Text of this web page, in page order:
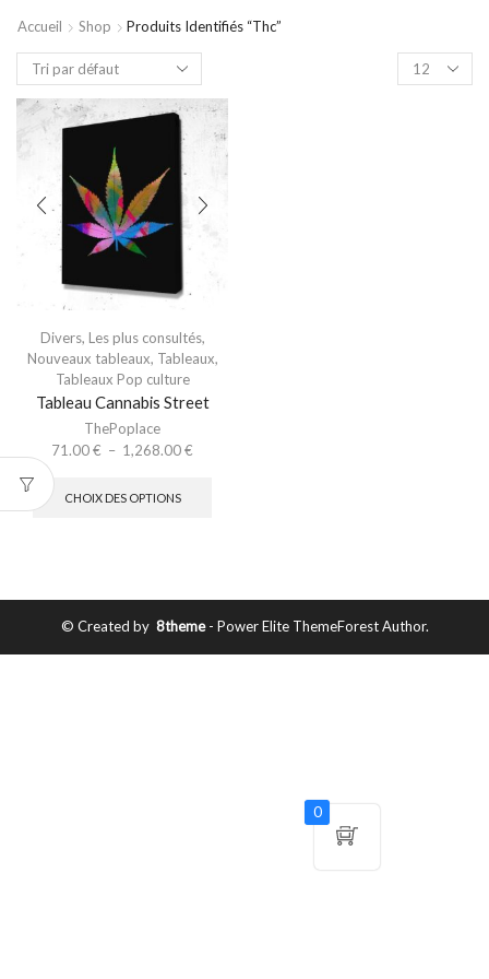
Accueil Shop Produits Identifiés “thc”
Divers, Les plus consultés,
Nouveaux tableaux, Tableaux,
Tableaux Pop culture
Tableau Cannabis Street
ThePoplace
71.00€ – 1,268.00€
CHOIX DES OPTIONS
© Created by 8theme- Power Elite ThemeForest Author.
0